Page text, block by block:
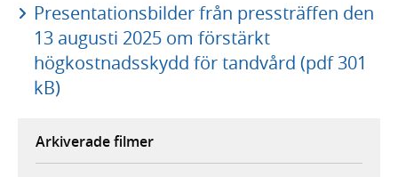
Presentationsbilder från pressträffen den
13 augusti 2025 om förstärkt
högkostnadsskydd för tandvård (pdf 301
kB)
Arkiverade filmer